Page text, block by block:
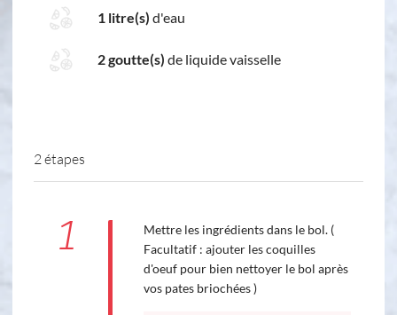
1 litre(s) d'eau
2 goutte(s) de liquide vaisselle
2 étapes
1
Mettre les ingrédients dans le bol. (
Facultatif : ajouter les coquilles
d'oeuf pour bien nettoyer le bol après
vos pates briochées )